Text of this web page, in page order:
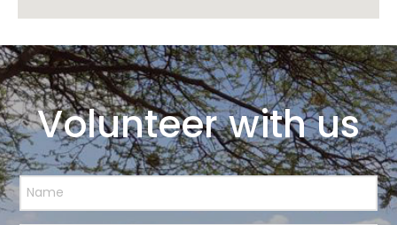
Volunteer with us